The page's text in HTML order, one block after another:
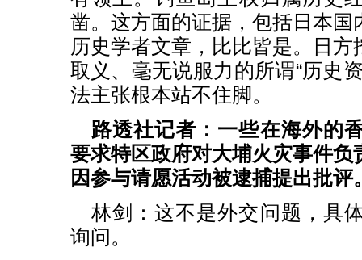
凿。这方面的证据，包括日本国
历史学者文章，比比皆是。日
取义、毫无说服力的所谓“历史
法主张根本站不住脚。
路透社记者：一些在海外的
要求特区政府对大埔火灾事件负
因参与请愿活动被逮捕提出批
林剑：这不是外交问题，具
询问。